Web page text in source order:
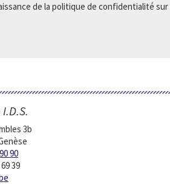
de la politique de confidentialité
3b
90
39